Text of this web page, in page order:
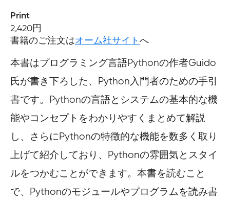
Print
2,420円
書籍のご注文はオーム社サイトへ
本書はプログラミング言語Pythonの作者Guido
氏が書き下ろした、Python入門者のための手引
書です。Pythonの言語とシステムの基本的な機
能やコンセプトをわかりやすくまとめて解説
し、さらにPythonの特徴的な機能を数多く取り
上げて紹介しており、Pythonの雰囲気とスタイ
ルをつかむことができます。本書を読むこと
で、Pythonのモジュールやプログラムを読み書